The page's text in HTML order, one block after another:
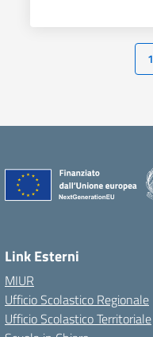
1
Link Esterni
MIUR
Ufficio Scolastico Regionale
Ufficio Scolastico Territoriale